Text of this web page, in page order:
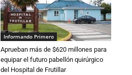
Informando Primero
Aprueban más de $620 millones para
equipar el futuro pabellón quirúrgico
del Hospital de Frutillar